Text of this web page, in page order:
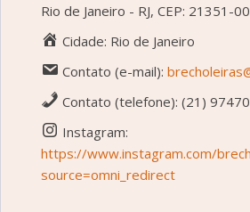
Rio de Janeiro - RJ, CEP: 21351-
Cidade: Rio de Janeiro
Contato (e-mail):
Contato (telefone): (21)
Instagram:
https://www.instagram.com/
source=omni_redirect